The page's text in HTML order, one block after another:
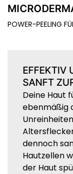
POWER-PEELING
EFFEKTIV
SANFT
Deine Haut
ebenmäßig
dennoch
Hautzellen
der Haut